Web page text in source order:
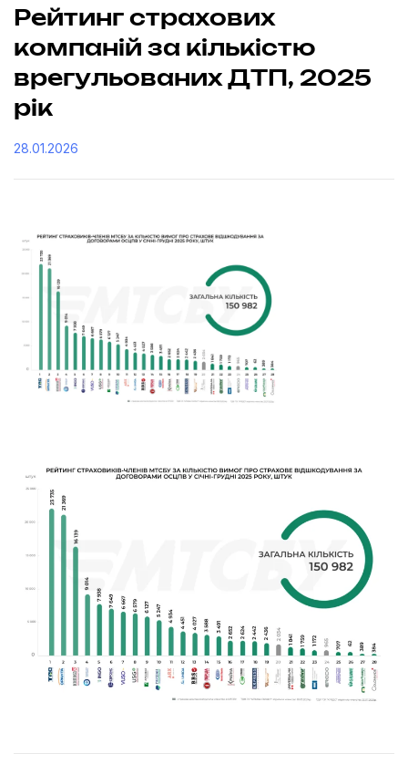
Рейтинг страхових
компаній за кількістю
врегульованих ДТП, 2025
рік
28.01.2026